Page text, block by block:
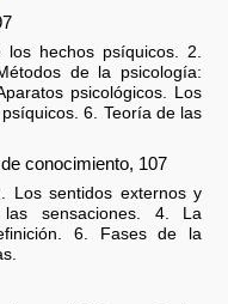
hechos psíquicos. 2.
de la psicología:
psicológicos. Los
6. Teoría de las
conocimiento, 107
Los sentidos externos y
sensaciones. 4. La
6. Fases de la